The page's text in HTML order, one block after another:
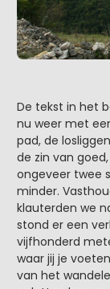
De tekst in het
nu weer met
pad, de
de zin van
ongeveer twee
minder.
klauterden we
stond er een
vijfhonderd
waar jij je
van het